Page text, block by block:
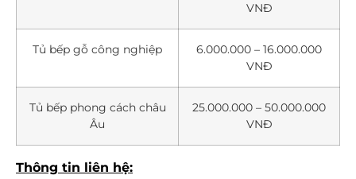
VNĐ
Tủ bếp gỗ công nghiệp
6.000.000 – 16.000.000
VNĐ
Tủ bếp phong cách châu
Âu
25.000.000 – 50.000.000
VNĐ
Thông tin liên hệ: